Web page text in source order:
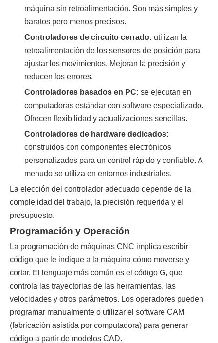
máquina sin retroalimentación. Son más simples y
baratos pero menos precisos.
Controladores de circuito cerrado: utilizan la
retroalimentación de los sensores de posición para
ajustar los movimientos. Mejoran la precisión y
reducen los errores.
Controladores basados ​​en PC: se ejecutan en
computadoras estándar con software especializado.
Ofrecen flexibilidad y actualizaciones sencillas.
Controladores de hardware dedicados:
construidos con componentes electrónicos
personalizados para un control rápido y confiable. A
menudo se utiliza en entornos industriales.
La elección del controlador adecuado depende de la
complejidad del trabajo, la precisión requerida y el
presupuesto.
Programación y Operación
La programación de máquinas CNC implica escribir
código que le indique a la máquina cómo moverse y
cortar. El lenguaje más común es el código G, que
controla las trayectorias de las herramientas, las
velocidades y otros parámetros. Los operadores pueden
programar manualmente o utilizar el software CAM
(fabricación asistida por computadora) para generar
código a partir de modelos CAD.